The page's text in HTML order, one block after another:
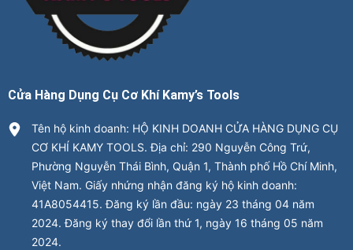
Cửa Hàng Dụng Cụ Cơ Khí Kamy’s Tools
Tên hộ kinh doanh: HỘ KINH DOANH CỬA HÀNG DỤNG CỤ
CƠ KHÍ KAMY TOOLS. Địa chỉ: 290 Nguyễn Công Trứ,
Phường Nguyễn Thái Bình, Quận 1, Thành phố Hồ Chí Minh,
Việt Nam. Giấy nhứng nhận đăng ký hộ kinh doanh:
41A8054415. Đăng ký lần đầu: ngày 23 tháng 04 năm
2024. Đăng ký thay đổi lần thứ 1, ngày 16 tháng 05 năm
2024.